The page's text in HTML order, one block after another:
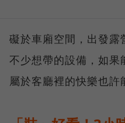
礙於車廂空間，出發露
不少想帶的設備，如
屬於客廳裡的快樂也許